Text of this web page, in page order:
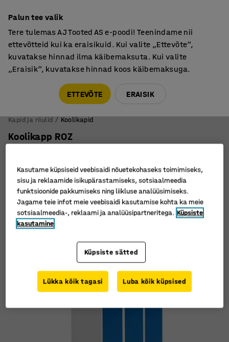
Pärnu mnt 158, Tallinn. Kauba väljastamine Paneeli
6, Tallinn. Vaata lähemalt!
Kapid ja riiulid Koolikapid
Koolikapp ROZ
Art. nr.
52153
Palun tee valik
Tere tulemas AJ Tooted AS e-poodi! Teenindame nii
ettevõtteid kui ka eraisikuid. Kui valite „Ettevõte“,
kuvatakse hinnad ilma käibemaksuta. Kui valite
„Eraisik“, kuvatakse hinnad koos käibemaksuga.
ETTEVÕTE ERAISIK
Kasutame küpsiseid veebisaidi nõuetekohaseks toimimiseks,
sisu ja reklaamide isikupärastamiseks, sotsiaalmeedia
funktsioonide pakkumiseks ning liikluse analüüsimiseks.
Jagame teie infot meie veebisaidi kasutamise kohta ka meie
sotsiaalmeedia-, reklaami ja analüüsipartneritega. Küpsiste
kasutamine
Küpsiste sätted
Lükka kõik tagasi Luba kõik küpsised